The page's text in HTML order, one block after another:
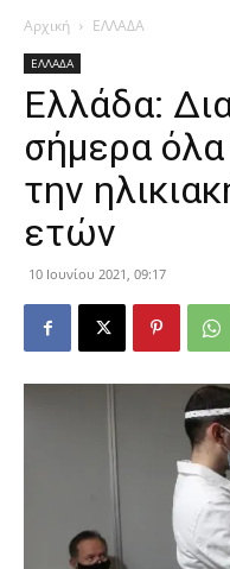
Αρχική ΕΛΛΑΔΑ
ΕΛΛΑΔΑ
Ελλάδα:
σήμερα όλα
την
ετών
10 Ιουνίου 2021, 09:17